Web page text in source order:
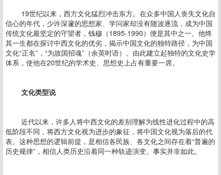
19世纪以来，西方文化猛烈冲击东方。在众多中国人丧失文化自
信心的年代，少许深邃的思想家、学问家却没有随波逐流，成为中国
传统文化最坚定的守望者，钱穆（1895-1990）便是其中之一。他终
其一生都在探讨中西文化的优劣，揭示中国文化的独特路径，为中国
文化“正名”，“为故国招魂”（余英时语）。由此建立起独特的文化史学
体系，使他在20世纪的学术史、思想史上占有重要一席。
文化类型说
近代以来，许多人将中西文化的差别理解为线性进化过程中的高
低阶段不同，将西方文化视为进步的象征，将中国文化视为落后的代
表。这种思想的逻辑前提，是相信各民族、各文化之间存在着“普遍的
历史规律”，相信人类历史沿着同一种轨迹演变。事实并非如此。